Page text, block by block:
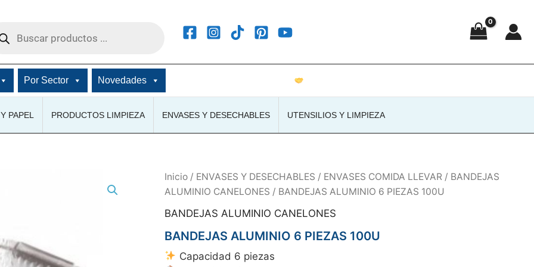
Por Sector Novedades
PAPEL PRODUCTOS LIMPIEZA ENVASES Y DESECHABLES UTENSILIOS Y LIMPIEZA
Inicio / ENVASES Y DESECHABLES / ENVASES COMIDA LLEVAR / BANDEJAS
ALUMINIO CANELONES / BANDEJAS ALUMINIO 6 PIEZAS 100U
BANDEJAS ALUMINIO CANELONES
BANDEJAS ALUMINIO 6 PIEZAS 100U
Capacidad 6 piezas